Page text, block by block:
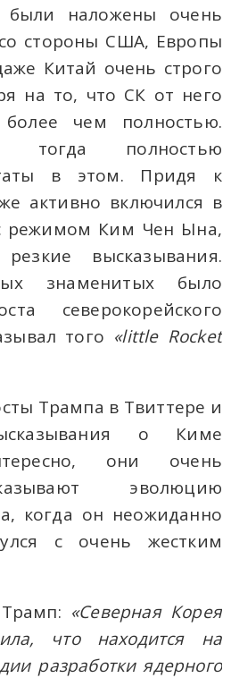
наложены очень
стороны США, Европы
Китай очень строго
на то, что СК от него
более чем полностью.
тогда полностью
в этом. Придя к
активно включился в
режимом Ким Чен Ына,
высказывания.
знаменитых было
северокорейского
того «little Rocket
Трампа в Твиттере и
о Киме
они очень
эволюцию
когда он неожиданно
с очень жестким
«Северная Корея
что находится на
разработки ядерного